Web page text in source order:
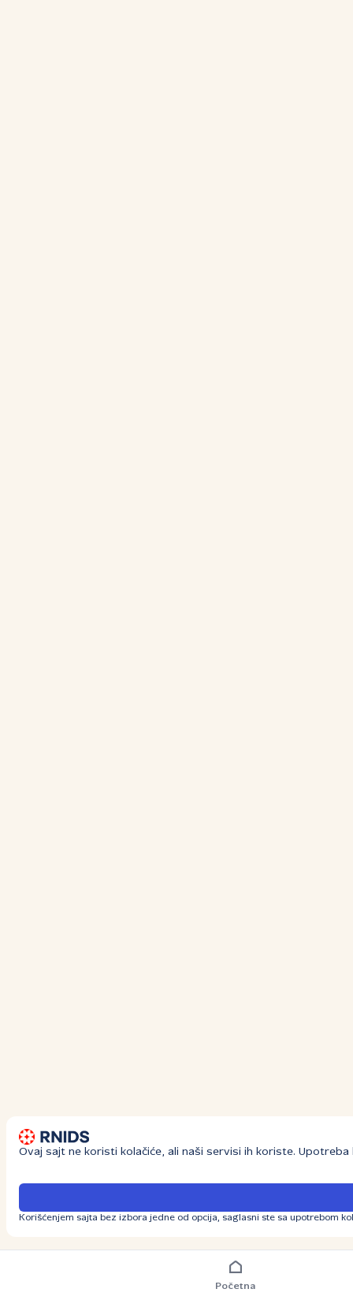
Početna
Ovaj sajt ne koristi kolačiće, ali naši servisi ih koriste. Upotreba
Korišćenjem sajta bez izbora jedne od opcija, saglasni ste sa upotrebom